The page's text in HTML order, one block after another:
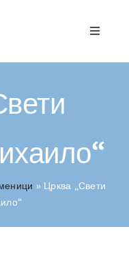
Toggle
» Црква „Свети